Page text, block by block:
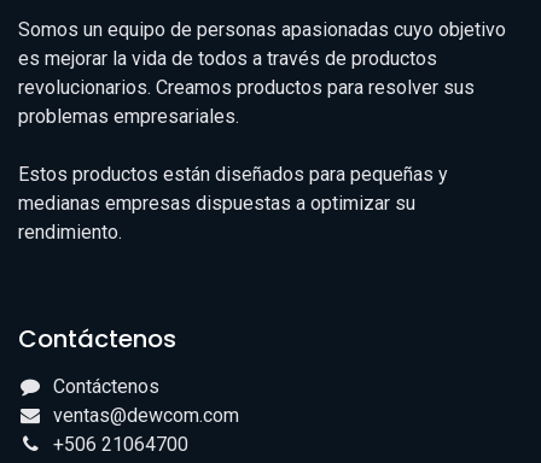
Somos un equipo de personas apasionadas cuyo objetivo
es mejorar la vida de todos a través de productos
revolucionarios. Creamos productos para resolver sus
problemas empresariales.
Estos productos están diseñados para pequeñas y
medianas empresas dispuestas a optimizar su
rendimiento.
Contáctenos
Contáctenos
ventas@dewcom.com
+506 21064700